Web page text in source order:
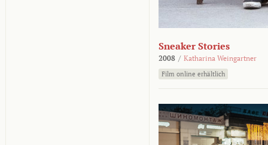
Sneaker Stories
2008 / Katharina Weingartner
Film online erhältlich